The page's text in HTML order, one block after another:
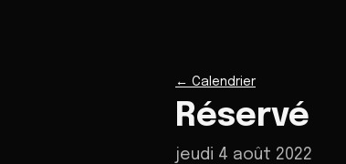
← Calendrier
Réservé
jeudi 4 août 2022